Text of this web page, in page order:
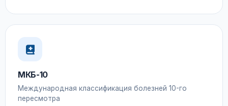
МКБ-10
Международная классификация болезней 10-го
пересмотра